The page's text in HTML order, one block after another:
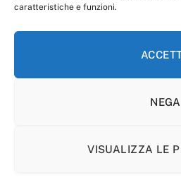
caratteristiche e funzioni.
NEGA
VISUALIZZA LE
COOKIE POLICY